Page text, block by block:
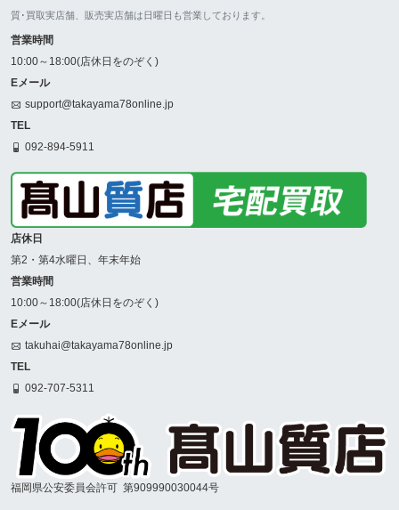
質･買取実店舗、販売実店舗は日曜日も営業しております。
営業時間
10:00～18:00(店休日をのぞく)
Eメール
support@takayama78online.jp
TEL
092-894-5911
店休日
第2・第4水曜日、年末年始
営業時間
10:00～18:00(店休日をのぞく)
Eメール
takuhai@takayama78online.jp
TEL
092-707-5311
福岡県公安委員会許可 第909990030044号